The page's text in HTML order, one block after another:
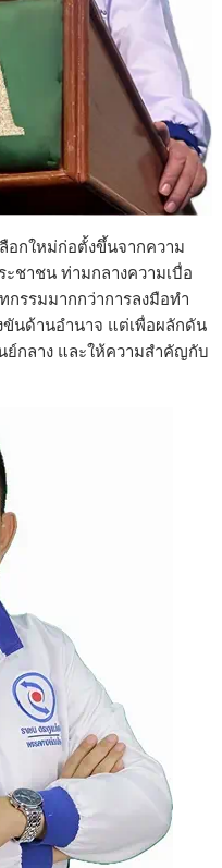
ลือกใหม่ก่อตั้งขึ้นจากความ
ะชาชน ท่ามกลางความเบื่อ
กรรมมากกว่าการลงมือทำ
นด้านอำนาจ แต่เพื่อผลักดัน
กลาง และให้ความสำคัญกับ